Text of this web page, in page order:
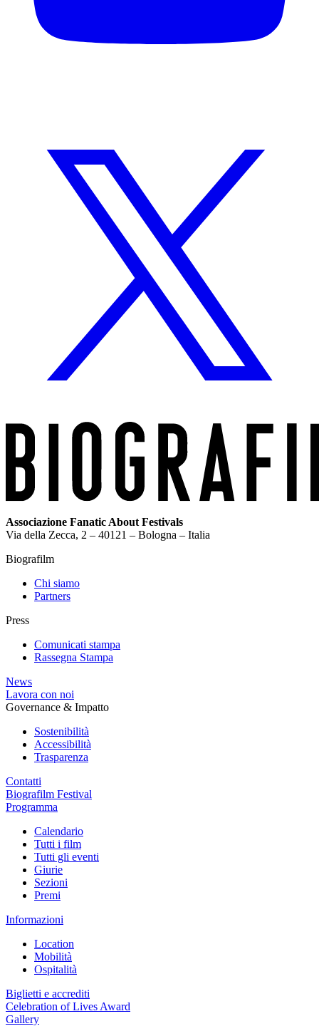
Associazione Fanatic About Festivals
Via della Zecca, 2 – 40121 – Bologna – Italia
Biografilm
Chi siamo
Partners
Press
Comunicati stampa
Rassegna Stampa
News
Lavora con noi
Governance & Impatto
Sostenibilità
Accessibilità
Trasparenza
Contatti
Biografilm Festival
Programma
Calendario
Tutti i film
Tutti gli eventi
Giurie
Sezioni
Premi
Informazioni
Location
Mobilità
Ospitalità
Biglietti e accrediti
Celebration of Lives Award
Gallery